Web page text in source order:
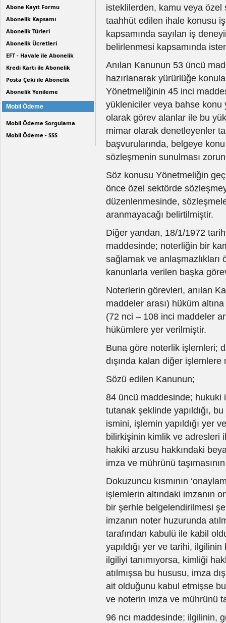
Abone Kayıt Formu
Abonelik Kapsamı
Abonelik Türleri
Abonelik Ücretleri
EFT - Havale ile Abonelik
Kredi Kartı ile Abonelik
Posta Çeki ile Abonelik
Abonelik Yenileme
Mobil Ödeme
Mobil Ödeme Sorgulama
Mobil Ödeme - SSS
isteklilerden, kamu veya özel
taahhüt edilen ihale konusu
kapsamında sayılan iş
belirlenmesi kapsamında
Anılan Kanunun 53 üncü
hazırlanarak yürürlüğe
Yönetmeliğinin 45 inci
yükleniciler veya bahse
olarak görev alanlar ile bu
mimar olarak denetleyenler
başvurularında, belgeye
sözleşmenin sunulması
Söz konusu Yönetmeliğin
önce özel sektörde
düzenlenmesinde,
aranmayacağı belirtilmiştir.
Diğer yandan, 18/1/1972
maddesinde; noterliğin bir
sağlamak ve
kanunlarla verilen başka
Noterlerin görevleri, anılan
maddeler arası) hüküm
(72 nci – 108 inci maddeler
hükümlere yer verilmiştir.
Buna göre noterlik işlemleri;
dışında kalan diğer
Sözü edilen Kanunun;
84 üncü maddesinde; hukuki
tutanak şeklinde yapıldığı,
ismini, işlemin yapıldığı yer
bilirkişinin kimlik ve adresleri
hakiki arzusu hakkındaki
imza ve mührünü
Dokuzuncu kısmının
işlemlerin altındaki imzanın
bir şerhle belgelendirilmesi
imzanın noter huzurunda
tarafından kabulü ile kabil
yapıldığı yer ve tarihi,
ilgiliyi tanımıyorsa, kimliği
atılmışsa bu hususu, imza
ait olduğunu kabul etmişse bu
ve noterin imza ve mührünü
96 ncı maddesinde; ilgilinin,